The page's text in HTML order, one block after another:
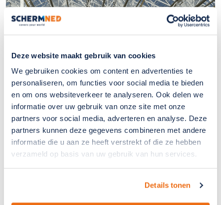
Deze website maakt gebruik van cookies
We gebruiken cookies om content en advertenties te
personaliseren, om functies voor social media te bieden
en om ons websiteverkeer te analyseren. Ook delen we
informatie over uw gebruik van onze site met onze
partners voor social media, adverteren en analyse. Deze
partners kunnen deze gegevens combineren met andere
informatie die u aan ze heeft verstrekt of die ze hebben
verzameld op basis van uw gebruik van hun services.
Details tonen
Efficiënte uitvoering van het project
De installatie vindt plaats binnen een optimale